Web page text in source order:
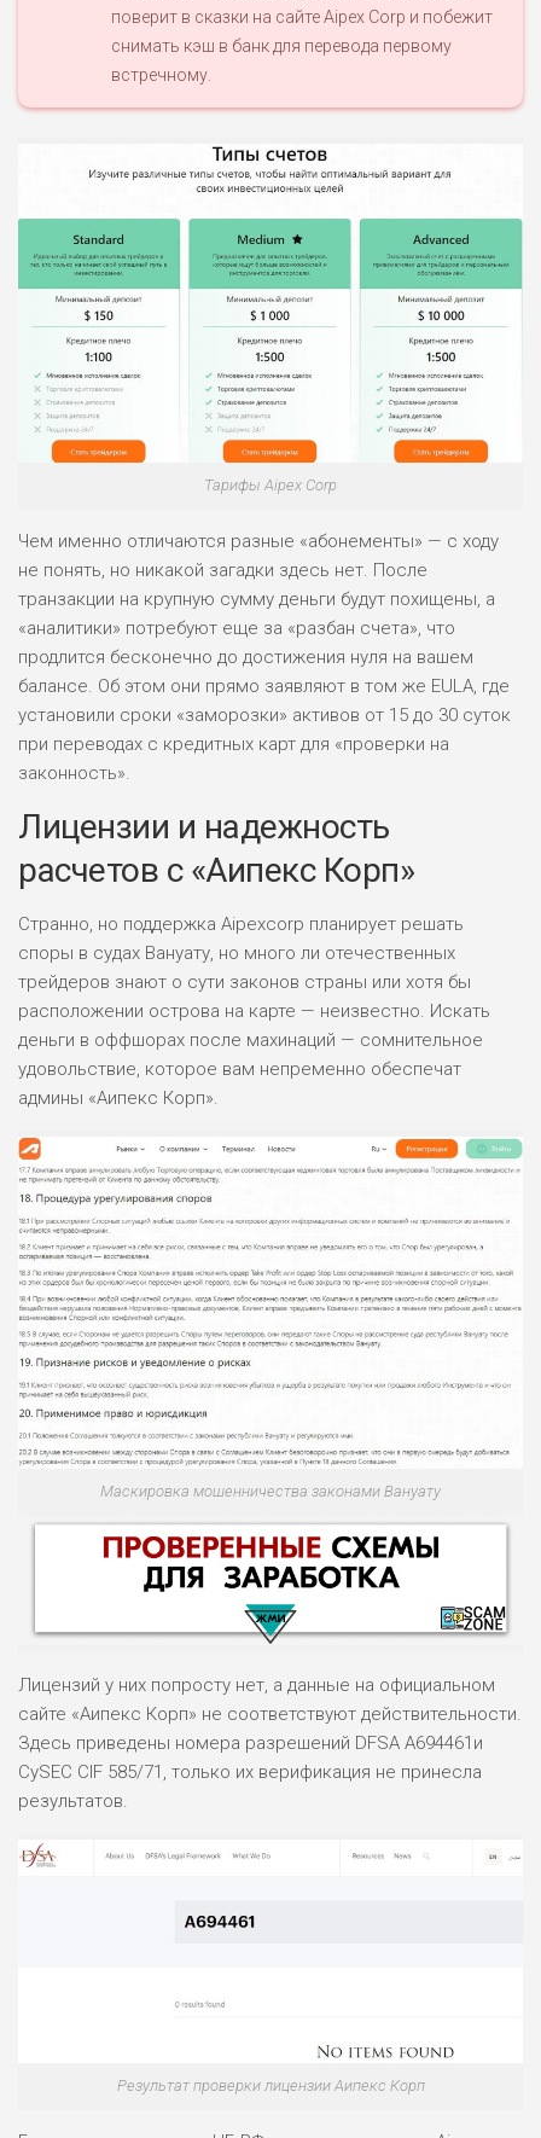
поверит в сказки на сайте Aipex Corp и побежит
снимать кэш в банк для перевода первому
встречному.
Тарифы Aipex Corp
Чем именно отличаются разные «абонементы» — с ходу
не понять, но никакой загадки здесь нет. После
транзакции на крупную сумму деньги будут похищены, а
«аналитики» потребуют еще за «разбан счета», что
продлится бесконечно до достижения нуля на вашем
балансе. Об этом они прямо заявляют в том же EULA, где
установили сроки «заморозки» активов от 15 до 30 суток
при переводах с кредитных карт для «проверки на
законность».
Лицензии и надежность
расчетов с «Аипекс Корп»
Странно, но поддержка Aipexcorp планирует решать
споры в судах Вануату, но много ли отечественных
трейдеров знают о сути законов страны или хотя бы
расположении острова на карте — неизвестно. Искать
деньги в оффшорах после махинаций — сомнительное
удовольствие, которое вам непременно обеспечат
админы «Аипекс Корп».
Маскировка мошенничества законами Вануату
НАЗВАНИЕ ОБЗОР
ДОХОД: ВЫСОКИЙ
М СТАВОК
РИСКИ: СРЕДНИЕ
Лицензий у них попросту нет, а данные на официальном
сайте «Аипекс Корп» не соответствуют действительности.
Здесь приведены номера разрешений DFSA A694461и
CySEC CIF 585/71, только их верификация не принесла
результатов.
Результат проверки лицензии Аипекс Корп